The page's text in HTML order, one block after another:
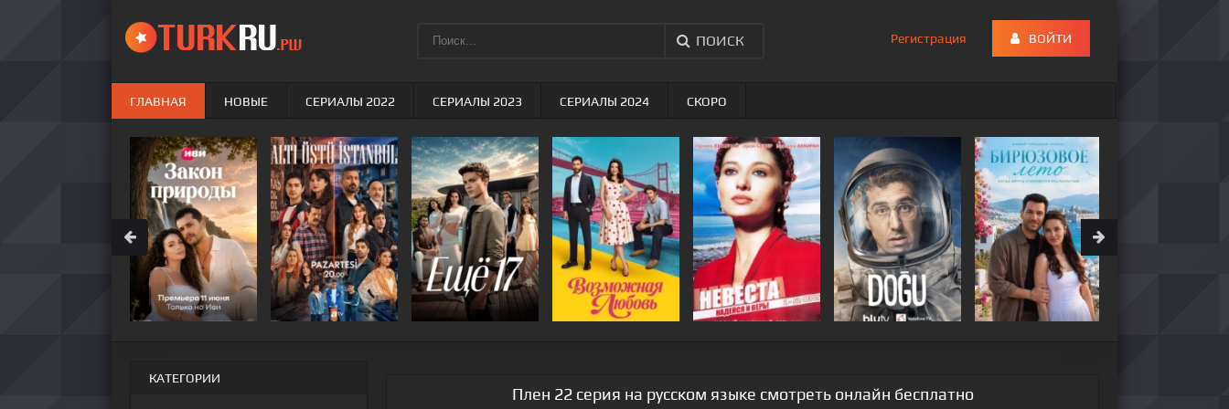
Плен 22 серия на русском языке смотреть онлайн бесплатно
КАТЕГОРИИ
ПОИСК Регистрация ВОЙТИ
ГЛАВНАЯ НОВЫЕ СЕРИАЛЫ 2022 СЕРИАЛЫ 2023 СЕРИАЛЫ 2024 СКОРО